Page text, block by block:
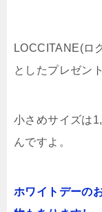
LOCCITANE(ロ
としたプレゼン
小さめサイズは
んですよ。
ホワイトデーの